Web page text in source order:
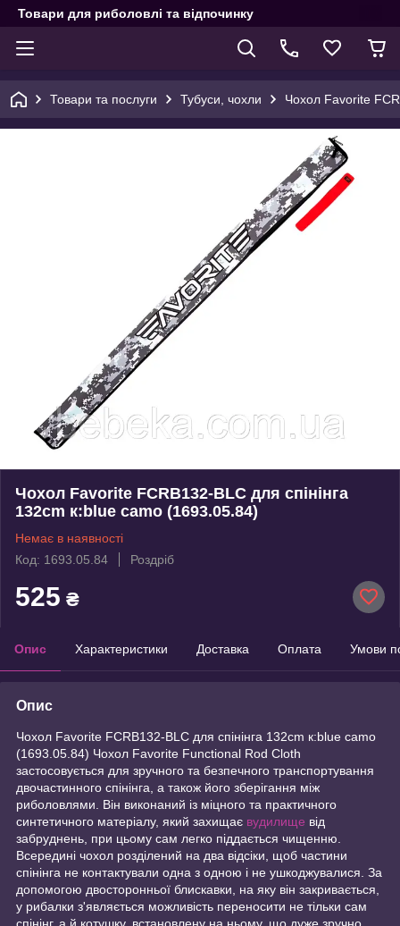
Товари для риболовлі та відпочинку
Товари та послуги Тубуси, чохли Чохол Favorite
Чохол Favorite FCRB132-BLC для спінінга
132cm к:blue camo (1693.05.84)
Немає в наявності
Код: 1693.05.84
Роздріб
525 ₴
Опис Характеристики Доставка Оплата Умови
Опис
Чохол Favorite FCRB132-BLC для спінінга 132cm к:blue camo
(1693.05.84) Чохол Favorite Functional Rod Cloth
застосовується для зручного та безпечного транспортування
двочастинного спінінга, а також його зберігання між
риболовлями. Він виконаний із міцного та практичного
синтетичного матеріалу, який захищає вудилище від
забруднень, при цьому сам легко піддається чищенню.
Всередині чохол розділений на два відсіки, щоб частини
спінінга не контактували одна з одною і не ушкоджувалися. За
допомогою двосторонньої блискавки, на яку він закривається,
у рибалки з'являється можливість переносити не тільки сам
спінінг, а й котушку, встановлену на ньому, що дуже зручно